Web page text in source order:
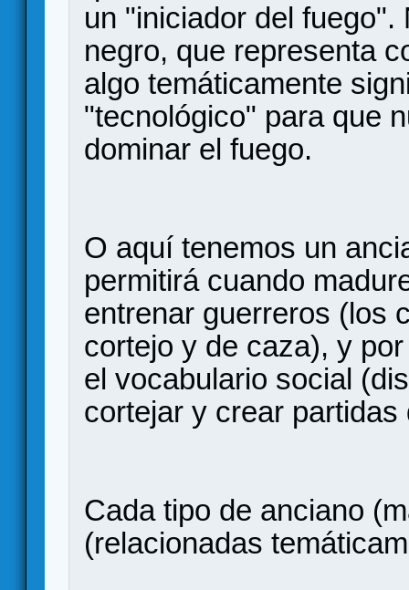
un "iniciador del
negro, que representa
algo temáticamente
"tecnológico" para que
dominar el fuego.
O aquí tenemos un
permitirá cuando
entrenar guerreros (los
cortejo y de caza), y
el vocabulario social
cortejar y crear partidas
Cada tipo de anciano
(relacionadas